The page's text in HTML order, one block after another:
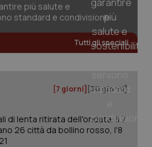
più salute e
standard e condivisione
Tutti gli speciali
[7 giorni] [30 giorni]
di lenta ritirata dell'ondata: il 7
26 città da bollino rosso, l'8
Google LLC
1